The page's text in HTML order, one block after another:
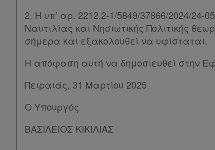
2. Η υπ’ αρ. 2212.2-1/5849/37866/2024/
Ναυτιλίας και Νησιωτικής Πολιτικής
σήμερα και εξακολουθεί να υφίσταται.
Η απόφαση αυτή να δημοσιευθεί στην
Πειραιάς, 31 Μαρτίου 2025
Ο Υπουργός
ΒΑΣΙΛΕΙΟΣ ΚΙΚΙΛΙΑΣ